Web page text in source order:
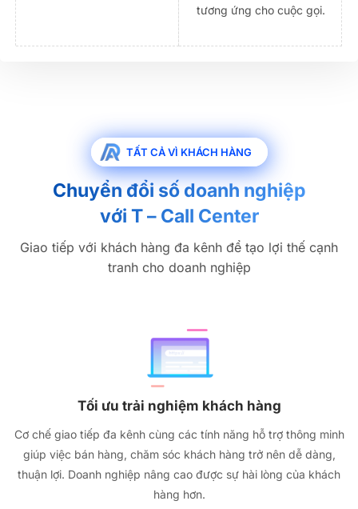
tương ứng cho cuộc gọi.
TẤT CẢ VÌ KHÁCH HÀNG
Chuyển đổi số doanh nghiệp
với T – Call Center
Giao tiếp với khách hàng đa kênh để tạo lợi thế cạnh
tranh cho doanh nghiệp
Tối ưu trải nghiệm khách hàng
Cơ chế giao tiếp đa kênh cùng các tính năng hỗ trợ thông minh
giúp việc bán hàng, chăm sóc khách hàng trở nên dễ dàng,
thuận lợi. Doanh nghiệp nâng cao được sự hài lòng của khách
hàng hơn.